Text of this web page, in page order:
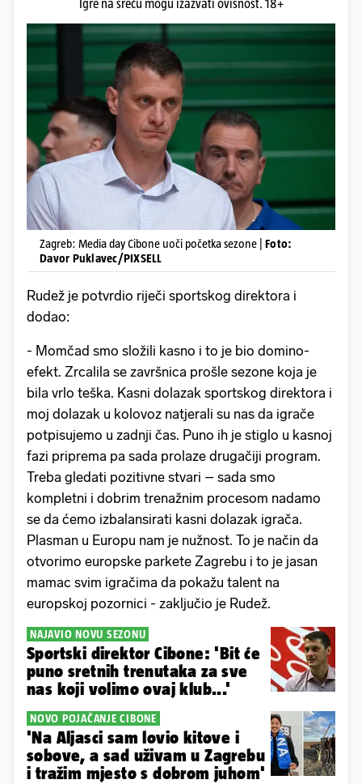
Igre na sreću mogu izazvati ovisnost. 18+
Zagreb: Media day Cibone uoči početka sezone | Foto:
Davor Puklavec/PIXSELL
Rudež je potvrdio riječi sportskog direktora i
dodao:
- Momčad smo složili kasno i to je bio domino-
efekt. Zrcalila se završnica prošle sezone koja je
bila vrlo teška. Kasni dolazak sportskog direktora i
moj dolazak u kolovoz natjerali su nas da igrače
potpisujemo u zadnji čas. Puno ih je stiglo u kasnoj
fazi priprema pa sada prolaze drugačiji program.
Treba gledati pozitivne stvari – sada smo
kompletni i dobrim trenažnim procesom nadamo
se da ćemo izbalansirati kasni dolazak igrača.
Plasman u Europu nam je nužnost. To je način da
otvorimo europske parkete Zagrebu i to je jasan
mamac svim igračima da pokažu talent na
europskoj pozornici - zaključio je Rudež.
NAJAVIO NOVU SEZONU
Sportski direktor Cibone: 'Bit će
puno sretnih trenutaka za sve
nas koji volimo ovaj klub...'
NOVO POJAČANJE CIBONE
'Na Aljasci sam lovio kitove i
sobove, a sad uživam u Zagrebu
i tražim mjesto s dobrom juhom'